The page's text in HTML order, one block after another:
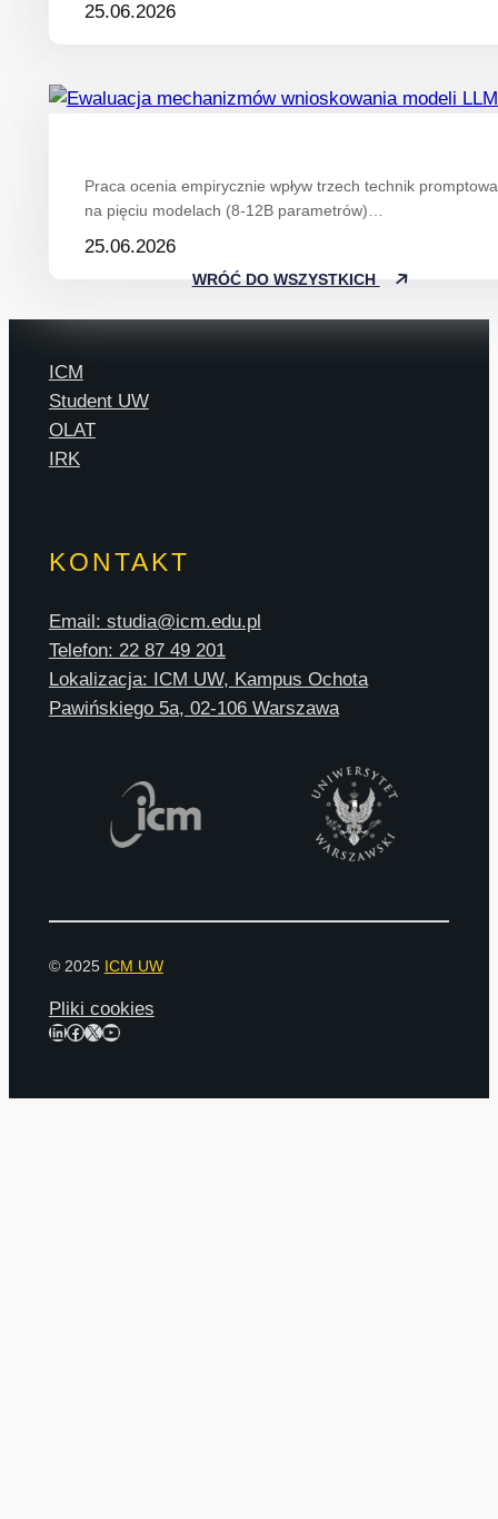
25.06.2026
Praca ocenia empirycznie wpływ trzech technik
na pięciu modelach (8-12B parametrów)…
25.06.2026
WRÓĆ DO WSZYSTKICH
ICM
Student UW
OLAT
IRK
KONTAKT
Email: studia@icm.edu.pl
Telefon: 22 87 49 201
Lokalizacja: ICM UW, Kampus Ochota
Pawińskiego 5a, 02-106 Warszawa
© 2025 ICM UW
Pliki cookies
LinkedIn Facebook X YouTube